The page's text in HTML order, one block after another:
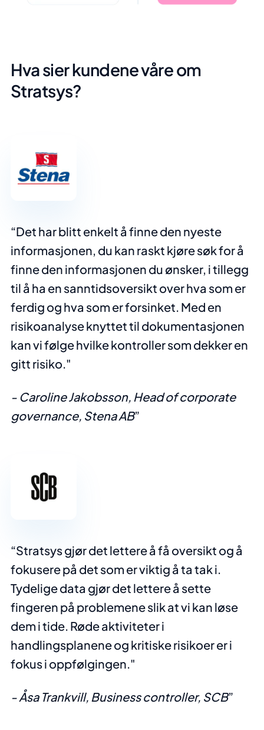
Hva sier kundene våre om
Stratsys?
Det har blitt enkelt å finne den nyeste
informasjonen, du kan raskt kjøre søk for å
finne den informasjonen du ønsker, i tillegg
til å ha en sanntidsoversikt over hva som er
ferdig og hva som er forsinket. Med en
risikoanalyse knyttet til dokumentasjonen
kan vi følge hvilke kontroller som dekker en
gitt risiko."
- Caroline Jakobsson, Head of corporate
governance, Stena AB
Stratsys gjør det lettere å få oversikt og å
fokusere på det som er viktig å ta tak i.
Tydelige data gjør det lettere å sette
fingeren på problemene slik at vi kan løse
dem i tide. Røde aktiviteter i
handlingsplanene og kritiske risikoer er i
fokus i oppfølgingen."
- Åsa Trankvill, Business controller, SCB